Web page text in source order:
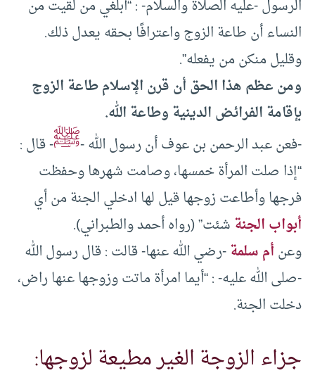
الرسول -عليه الصلاة والسلام- : “أبلغي من لقيت من
النساء أن طاعة الزوج واعترافًا بحقه يعدل ذلك.
وقليل منكن من يفعله”.
ومن عظم هذا الحق أن قرن الإسلام طاعة الزوج
بإقامة الفرائض الدينية وطاعة الله.
-فعن عبد الرحمن بن عوف أن رسول الله -ﷺ- قال :
“إذا صلت المرأة خمسها، وصامت شهرها وحفظت
فرجها وأطاعت زوجها قيل لها ادخلي الجنة من أي
أبواب الجنةشئت” (رواه أحمد والطبراني).
وعنأم سلمة-رضي الله عنها- قالت : قال رسول الله
-صلى الله عليه- : “أيما امرأة ماتت وزوجها عنها راض،
دخلت الجنة.
جزاء الزوجة الغير مطيعة لزوجها: